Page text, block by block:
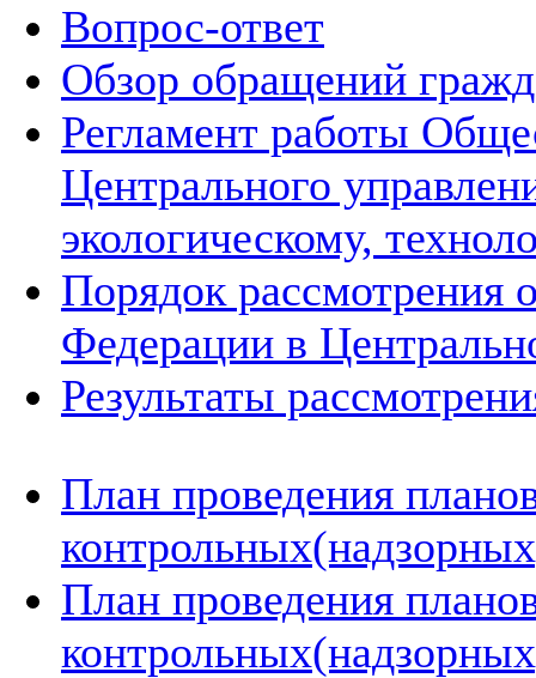
Вопрос-ответ
Обзор обращений
Регламент работы
Центрального
экологическому,
Порядок рассмотрения
Федерации в
Результаты
План проведения
План проведения